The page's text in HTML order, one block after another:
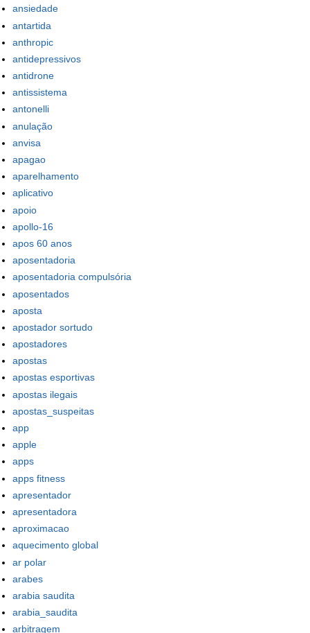
ansiedade
antartida
anthropic
antidepressivos
antidrone
antissistema
antonelli
anulação
anvisa
apagao
aparelhamento
aplicativo
apoio
apollo-16
apos 60 anos
aposentadoria
aposentadoria compulsória
aposentados
aposta
apostador sortudo
apostadores
apostas
apostas esportivas
apostas ilegais
apostas_suspeitas
app
apple
apps
apps fitness
apresentador
apresentadora
aproximacao
aquecimento global
ar polar
arabes
arabia saudita
arabia_saudita
arbitragem